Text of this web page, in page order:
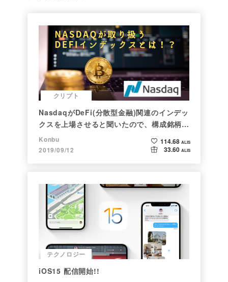
クリプト
NasdaqがDeFi(分散型金融)関連のインデッ
クスを上場させると聞いたので、構成銘柄を
調べてみた
Konbu
2019/09/12
114.68 ALIS
33.60 ALIS
テクノロジー
iOS15 配信開始!!